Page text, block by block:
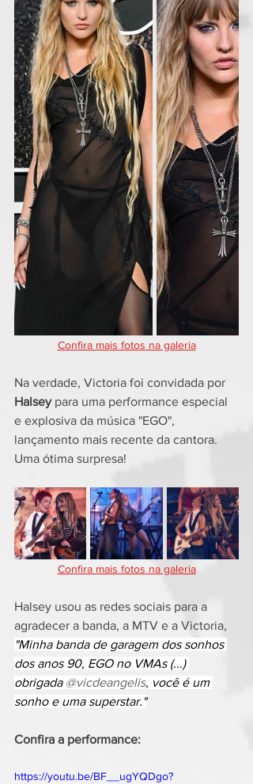
Confira mais fotos na galeria
Na verdade, Victoria foi convidada por
Halsey para uma performance especial
e explosiva da música "EGO",
lançamento mais recente da cantora.
Uma ótima surpresa!
Confira mais fotos na galeria
Halsey usou as redes sociais para a
agradecer a banda, a MTV e a Victoria,
"Minha banda de garagem dos sonhos
dos anos 90, EGO no VMAs (...)
obrigada @vicdeangelis, você é um
sonho e uma superstar."
Confira a performance:
https://youtu.be/BF__ugYQDgo?